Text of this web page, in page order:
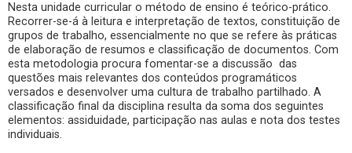
Nesta unidade curricular o método de ensino é teórico-prático.
Recorrer-se-á à leitura e interpretação de textos, constituição de
grupos de trabalho, essencialmente no que se refere às práticas
de elaboração de resumos e classificação de documentos. Com
esta metodologia procura fomentar-se a discussão das
questões mais relevantes dos conteúdos programáticos
versados e desenvolver uma cultura de trabalho partilhado. A
classificação final da disciplina resulta da soma dos seguintes
elementos: assiduidade, participação nas aulas e nota dos testes
individuais.